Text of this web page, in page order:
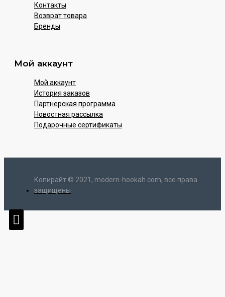
Контакты
Возврат товара
Бренды
Мой аккаунт
Мой аккаунт
История заказов
Партнерская программа
Новостная рассылка
Подарочные сертификаты
Копирайт © 2021, modern-hookah.com, все права
защищены